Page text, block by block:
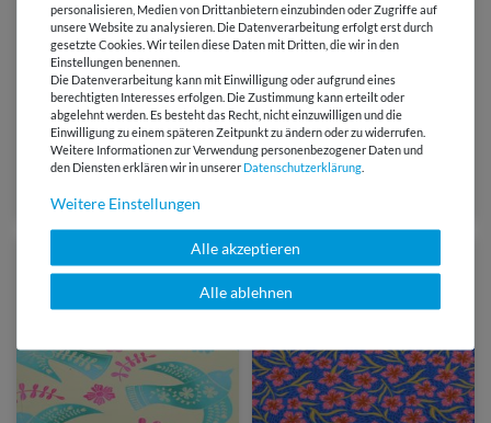
von Albstoffe
14,95 €
0,5 Meter | 29,90 € / Meter
Bio Canvas - HHL Southern
Ease Sunlit Botanica Beige
12,45 €
0,5 Meter | 24,90 € / Meter
Bio Sommersweat - HHL
Southern Ease Wild Chorus
personalisieren, Medien von Drittanbietern einzubinden oder Zugriffe auf
unsere Website zu analysieren. Die Datenverarbeitung erfolgt erst durch
gesetzte Cookies. Wir teilen diese Daten mit Dritten, die wir in den
Einstellungen benennen.
Die Datenverarbeitung kann mit Einwilligung oder aufgrund eines
berechtigten Interesses erfolgen. Die Zustimmung kann erteilt oder
abgelehnt werden. Es besteht das Recht, nicht einzuwilligen und die
Einwilligung zu einem späteren Zeitpunkt zu ändern oder zu widerrufen.
Weitere Informationen zur Verwendung personenbezogener Daten und
den Diensten erklären wir in unserer Daten­schutz­erklärung
Weitere Einstellungen
Alle akzeptieren
Alle ablehnen